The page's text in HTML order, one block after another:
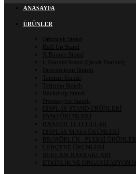
ANASAYFA
ÜRÜNLER
Örümcek Stand
Roll Up Stand
X Banner Stand
L Banner Stand (Quick Banner)
Dezenfektan Standı
Tanıtım Standı
Tattırma Standı
Backdrop Stand
Promosyon Standı
DİSPLAY STAND ÜRÜNLERİ
PANO ÜRÜNLERİ
BANNER TUTUCULAR
DİSPLAY MASA ÜRÜNLERİ
BROŞÜRLÜK - PLEKSİ
ÇERÇEVE ÜRÜNLERİ
REKLAM BAYRAKLARI
ETKİNLİK VE ORGANİZASYON